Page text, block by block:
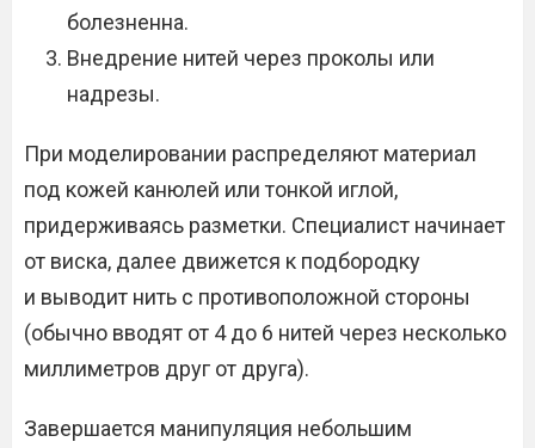
болезненна.
Внедрение нитей через проколы или
надрезы.
При моделировании распределяют материал
под кожей канюлей или тонкой иглой,
придерживаясь разметки. Специалист начинает
от виска, далее движется к подбородку
и выводит нить с противоположной стороны
(обычно вводят от 4 до 6 нитей через несколько
миллиметров друг от друга).
Завершается манипуляция небольшим